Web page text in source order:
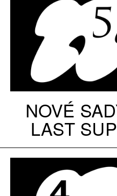
NOVÉ
LAST